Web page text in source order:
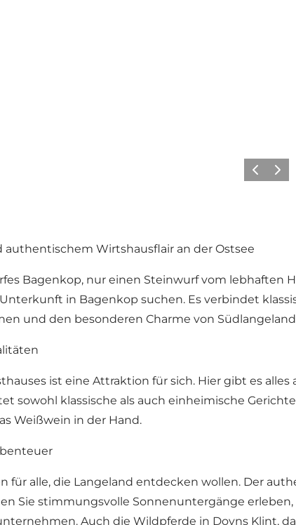
ZurückWeiter
Wirtshausflair an der Ostsee
Bagenkop, nur einen Steinwurf vom lebhaften
in Bagenkop suchen. Es verbindet
und den besonderen Charme von
ist eine Attraktion für sich. Hier gibt es
sowohl klassische als auch einheimische
Weißwein in der Hand.
für alle, die Langeland entdecken wollen. Der
Sie stimmungsvolle Sonnenuntergänge
Auch die Wildpferde in Dovns Klint,